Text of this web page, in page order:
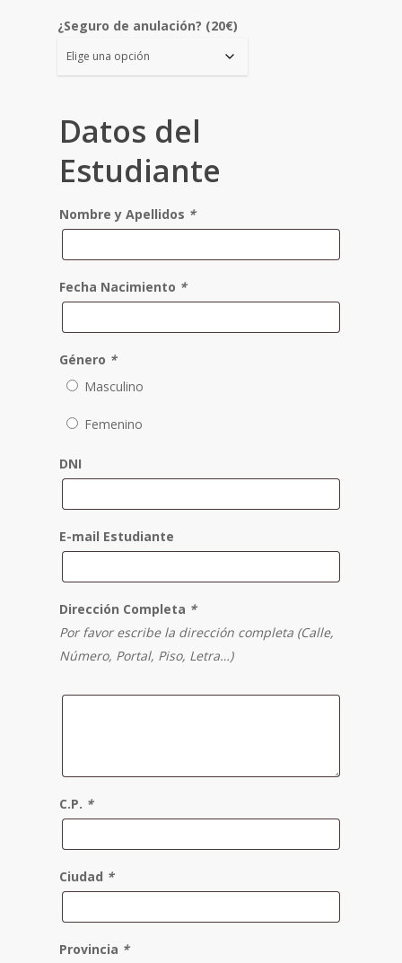
¿Seguro de anulación? (20€)
Datos del
Estudiante
Nombre y Apellidos *
Fecha Nacimiento *
Género *
Masculino
Femenino
DNI
E-mail Estudiante
Dirección Completa *
Por favor escribe la dirección completa (Calle,
Número, Portal, Piso, Letra…)
C.P. *
Ciudad *
Provincia *